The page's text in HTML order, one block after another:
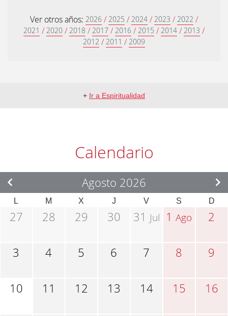
Ver otros años: 2026 / 2025 / 2024 / 2023 / 2022 /
2021 / 2020 / 2018 / 2017 / 2016 / 2015 / 2014 / 2013 /
2012 / 2011 / 2009
+ Ir a Espiritualidad
Calendario
Agosto 2026
L M X J V S D
27 28 29 30 31 Jul 1Ago 2
3 4 5 6 7 8 9
10 11 12 13 14 15 16